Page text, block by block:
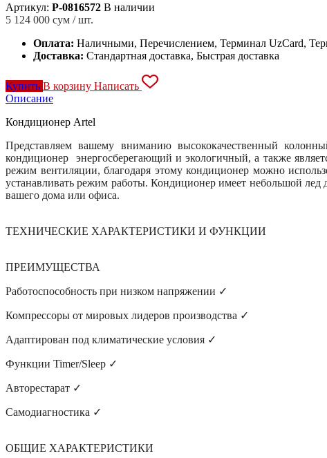
Артикул: P-0816572 В наличии
5 124 000 сум / шт.
Оплата: Наличными, Перечислением, Терминал UzCard,
Доставка: Стандартная доставка, Быстрая доставка
Купить В корзину Написать
Описание
Кондиционер Artel
Представляем вашему вниманию высококачественный
кондиционер энергосберегающий и экологичный, а также
режим вентиляции, благодаря этому кондиционер можно
устанавливать режим работы. Кондиционер имеет небольшой
вашего дома или офиса.
ТЕХНИЧЕСКИЕ ХАРАКТЕРИСТИКИ И ФУНКЦИИ
ПРЕИМУЩЕСТВА
Работоспособность при низком напряжении ✓
Компрессоры от мировых лидеров производства ✓
Адаптирован под климатические условия ✓
Функции Timer/Sleep ✓
Авторестарат ✓
Самодиагностика ✓
ОБЩИЕ ХАРАКТЕРИСТИКИ